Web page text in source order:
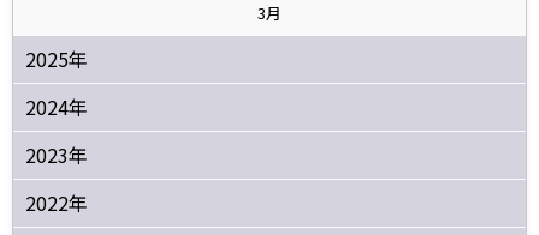
3月
2025年
2024年
2023年
2022年